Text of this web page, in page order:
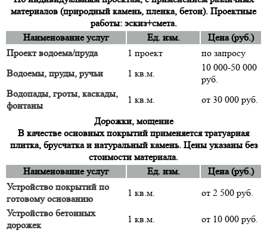
материалов (природный камень, пленка, бетон). Проектные
работы: эскиз+смета.
Наименование услуг
Ед. изм.
Цена (руб.)
Проект водоема/пруда
1 проект
по запросу
Водоемы, пруды, ручьи
1 кв.м.
10 000-50 000
руб.
Водопады, гроты, каскады,
фонтаны
1 кв.м.
от 30 000 руб.
Дорожки, мощение
В качестве основных покрытий применяется тратуарная
плитка, брусчатка и натуральный камень. Цены указаны без
стоимости материала.
Наименование услуг
Ед. изм.
Цена (руб.)
Устройство покрытий по
готовому основанию
1 кв.м.
от 2 500 руб.
Устройство бетонных
дорожек
1 кв.м. от 10 000 руб.